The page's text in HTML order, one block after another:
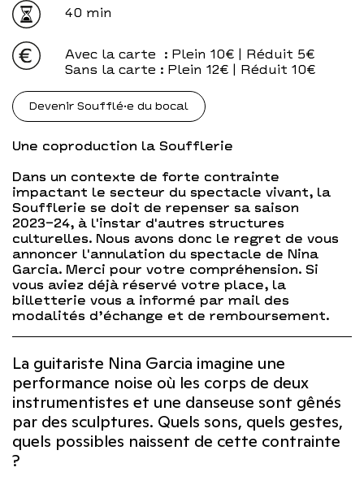
40 min
Avec la carte
: Plein 10€ | Réduit 5€
Sans la carte : Plein 12€ | Réduit 10€
Devenir Soufflé·e du bocal
Une coproduction la Soufflerie
Dans un contexte de forte contrainte
impactant le secteur du spectacle vivant, la
Soufflerie se doit de repenser sa saison
2023-24, à l'instar d'autres structures
culturelles. Nous avons donc le regret de vous
annoncer l'annulation du spectacle de Nina
Garcia. Merci pour votre compréhension. Si
vous aviez déjà réservé votre place, la
billetterie vous a informé par mail des
modalités d’échange et de remboursement.
La guitariste Nina Garcia imagine une
performance noise où les corps de deux
instrumentistes et une danseuse sont gênés
par des sculptures. Quels sons, quels gestes,
quels possibles naissent de cette contrainte
?